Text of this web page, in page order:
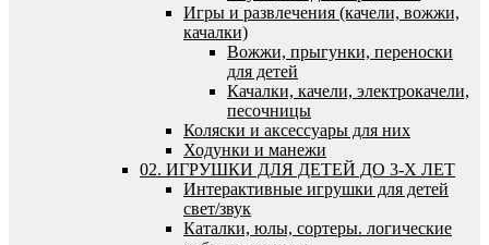
Игры и развлечения (качели, вожжи,
качалки)
Вожжи, прыгунки, переноски
для детей
Качалки, качели, электрокачели,
песочницы
Коляски и аксессуары для них
Ходунки и манежи
02. ИГРУШКИ ДЛЯ ДЕТЕЙ ДО 3-Х ЛЕТ
Интерактивные игрушки для детей
свет/звук
Каталки, юлы, сортеры. логические